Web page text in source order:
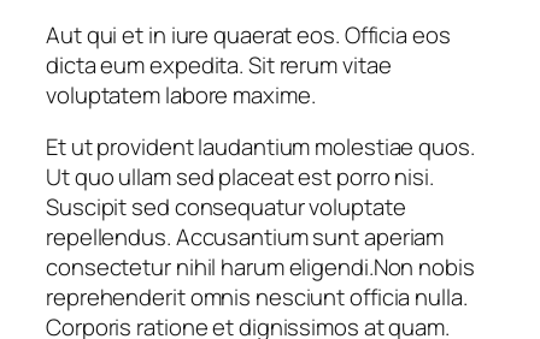
Aut qui et in iure quaerat eos. Officia eos
dicta eum expedita. Sit rerum vitae
voluptatem labore maxime.
Et ut provident laudantium molestiae quos.
Ut quo ullam sed placeat est porro nisi.
Suscipit sed consequatur voluptate
repellendus. Accusantium sunt aperiam
consectetur nihil harum eligendi.Non nobis
reprehenderit omnis nesciunt officia nulla.
Corporis ratione et dignissimos at quam.